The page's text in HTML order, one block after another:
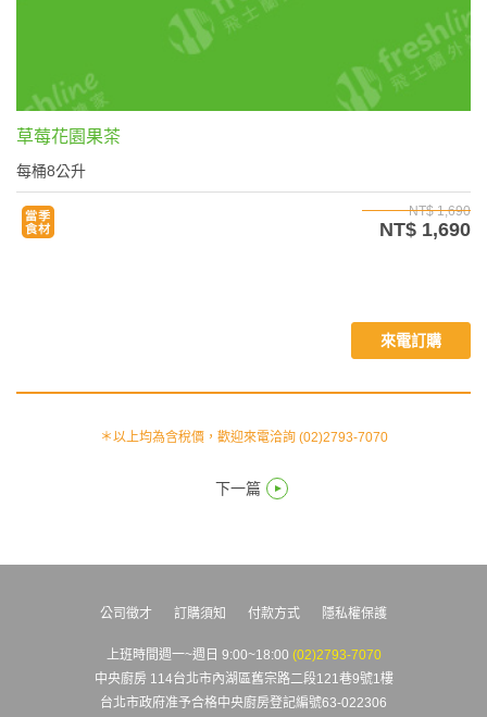
草莓花園果茶
每桶8公升
NT$ 1,690
NT$ 1,690
來電訂購
＊以上均為含稅價，歡迎來電洽詢 (02)2793-7070
下一篇
公司徵才 訂購須知 付款方式 隱私權保護
上班時間週一~週日 9:00~18:00 (02)2793-7070
中央廚房 114台北市內湖區舊宗路二段121巷9號1樓
台北市政府准予合格中央廚房登記編號63-022306